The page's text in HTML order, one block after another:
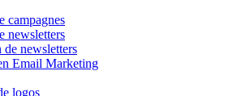
campagnes
newsletters
de newsletters
Email Marketing
logos